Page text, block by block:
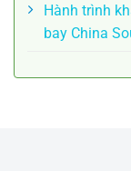
Hành trình
bay China